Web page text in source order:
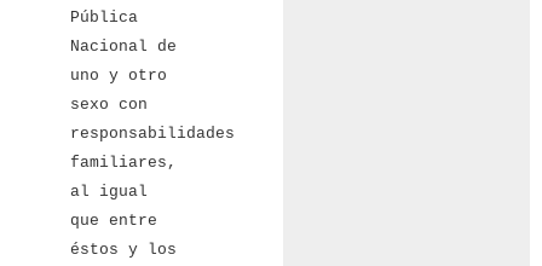
Pública
Nacional de
uno y otro
sexo con
responsabilidades
familiares,
al igual
que entre
éstos y los